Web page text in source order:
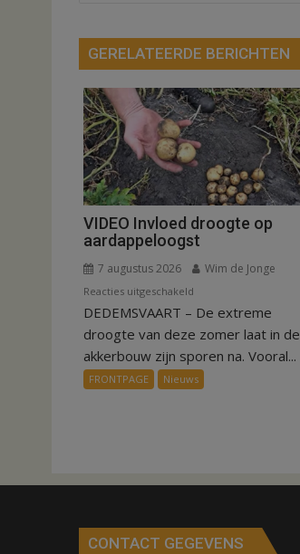
GERELATEERDE BERICHTEN
VIDEO Invloed droogte op
aardappeloogst
7 augustus 2026 Wim de Jonge
Reacties uitgeschakeld
VIDEO
Invloed
op
aardappeloogst
DEDEMSVAART – De extreme
droogte van deze zomer laat in de
akkerbouw zijn sporen na. Vooral...
FRONTPAGE Nieuws
CONTACT GEGEVENS